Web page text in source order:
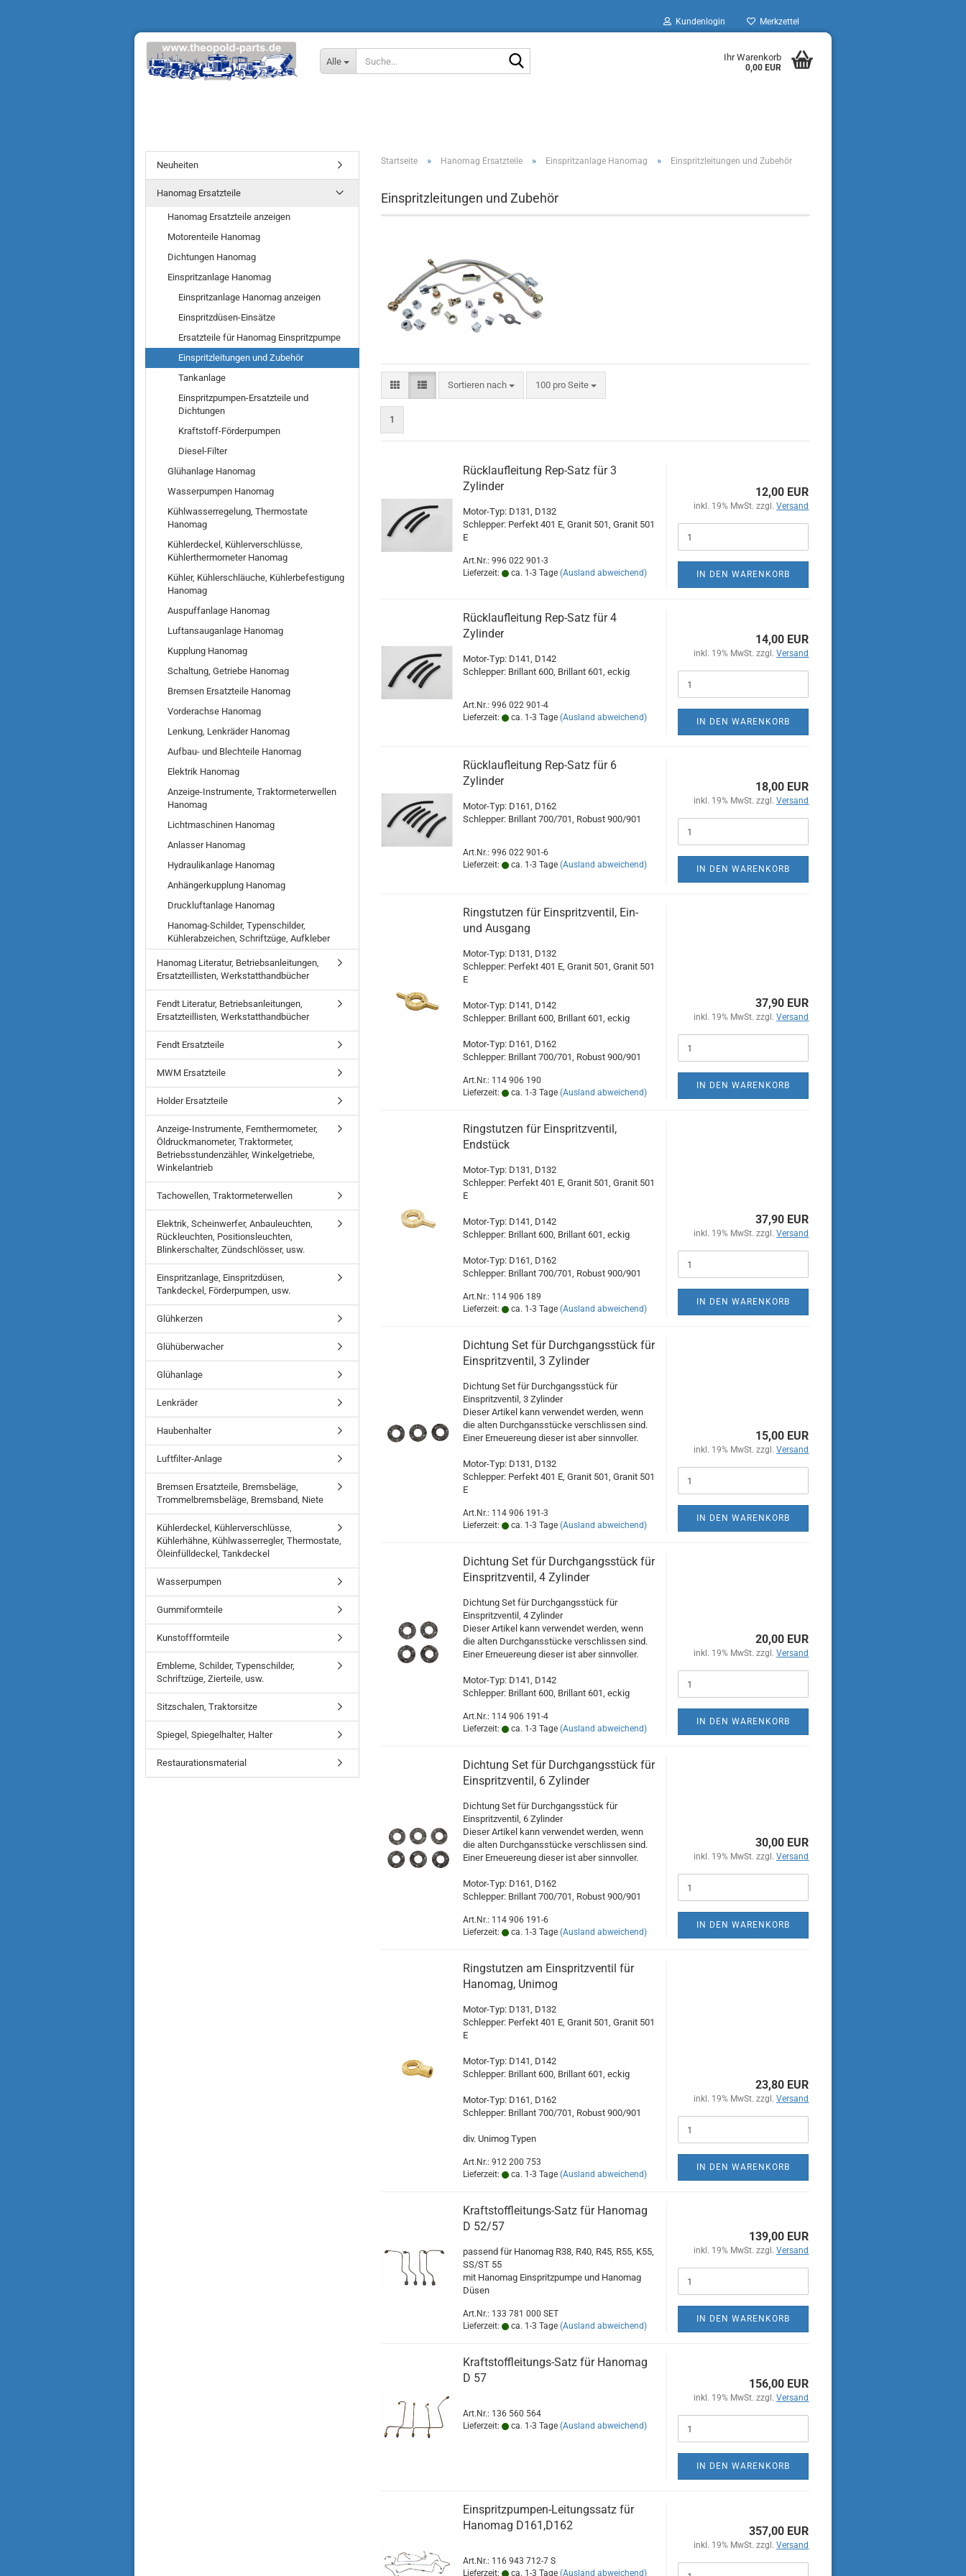
Kundenlogin Merkzettel
Alle Ihr Warenkorb
0,00 EUR
Startseite » Hanomag Ersatzteile » Einspritzanlage Hanomag » Einspritzleitungen und Zubehör
Einspritzleitungen und Zubehör
Sortieren nach
Sortieren nach 100 pro Seite
pro Seite
1
Rücklaufleitung Rep-Satz für 3
Zylinder
Motor-Typ: D131, D132
Schlepper: Perfekt 401 E, Granit 501, Granit 501
E
Art.Nr.: 996 022 901-3
Lieferzeit:
ca. 1-3 Tage (Ausland abweichend)
12,00 EUR
inkl. 19% MwSt. zzgl.Versand
IN DEN WARENKORB
Rücklaufleitung Rep-Satz für 4
Zylinder
Motor-Typ: D141, D142
Schlepper: Brillant 600, Brillant 601, eckig
Art.Nr.: 996 022 901-4
Lieferzeit:
ca. 1-3 Tage (Ausland abweichend)
14,00 EUR
inkl. 19% MwSt. zzgl.Versand
IN DEN WARENKORB
Rücklaufleitung Rep-Satz für 6
Zylinder
Motor-Typ: D161, D162
Schlepper: Brillant 700/701, Robust 900/901
Art.Nr.: 996 022 901-6
Lieferzeit:
ca. 1-3 Tage (Ausland abweichend)
18,00 EUR
inkl. 19% MwSt. zzgl.Versand
IN DEN WARENKORB
Ringstutzen für Einspritzventil, Ein-
und Ausgang
Motor-Typ: D131, D132
Schlepper: Perfekt 401 E, Granit 501, Granit 501
E
Motor-Typ: D141, D142
Schlepper: Brillant 600, Brillant 601, eckig
Motor-Typ: D161, D162
Schlepper: Brillant 700/701, Robust 900/901
Art.Nr.: 114 906 190
Lieferzeit:
ca. 1-3 Tage (Ausland abweichend)
37,90 EUR
inkl. 19% MwSt. zzgl.Versand
IN DEN WARENKORB
Ringstutzen für Einspritzventil,
Endstück
Motor-Typ: D131, D132
Schlepper: Perfekt 401 E, Granit 501, Granit 501
E
Motor-Typ: D141, D142
Schlepper: Brillant 600, Brillant 601, eckig
Motor-Typ: D161, D162
Schlepper: Brillant 700/701, Robust 900/901
Art.Nr.: 114 906 189
Lieferzeit:
ca. 1-3 Tage (Ausland abweichend)
37,90 EUR
inkl. 19% MwSt. zzgl.Versand
IN DEN WARENKORB
Dichtung Set für Durchgangsstück für
Einspritzventil, 3 Zylinder
Dichtung Set für Durchgangsstück für
Einspritzventil, 3 Zylinder
Dieser Artikel kann verwendet werden, wenn
die alten Durchgansstücke verschlissen sind.
Einer Erneuereung dieser ist aber sinnvoller.
Motor-Typ: D131, D132
Schlepper: Perfekt 401 E, Granit 501, Granit 501
E
Art.Nr.: 114 906 191-3
Lieferzeit:
ca. 1-3 Tage (Ausland abweichend)
15,00 EUR
inkl. 19% MwSt. zzgl.Versand
IN DEN WARENKORB
Dichtung Set für Durchgangsstück für
Einspritzventil, 4 Zylinder
Dichtung Set für Durchgangsstück für
Einspritzventil, 4 Zylinder
Dieser Artikel kann verwendet werden, wenn
die alten Durchgansstücke verschlissen sind.
Einer Erneuereung dieser ist aber sinnvoller.
Motor-Typ: D141, D142
Schlepper: Brillant 600, Brillant 601, eckig
Art.Nr.: 114 906 191-4
Lieferzeit:
ca. 1-3 Tage (Ausland abweichend)
20,00 EUR
inkl. 19% MwSt. zzgl.Versand
IN DEN WARENKORB
Dichtung Set für Durchgangsstück für
Einspritzventil, 6 Zylinder
Dichtung Set für Durchgangsstück für
Einspritzventil, 6 Zylinder
Dieser Artikel kann verwendet werden, wenn
die alten Durchgansstücke verschlissen sind.
Einer Erneuereung dieser ist aber sinnvoller.
Motor-Typ: D161, D162
Schlepper: Brillant 700/701, Robust 900/901
Art.Nr.: 114 906 191-6
Lieferzeit:
ca. 1-3 Tage (Ausland abweichend)
30,00 EUR
inkl. 19% MwSt. zzgl.Versand
IN DEN WARENKORB
Ringstutzen am Einspritzventil für
Hanomag, Unimog
Motor-Typ: D131, D132
Schlepper: Perfekt 401 E, Granit 501, Granit 501
E
Motor-Typ: D141, D142
Schlepper: Brillant 600, Brillant 601, eckig
Motor-Typ: D161, D162
Schlepper: Brillant 700/701, Robust 900/901
div. Unimog Typen
Art.Nr.: 912 200 753
Lieferzeit:
ca. 1-3 Tage (Ausland abweichend)
23,80 EUR
inkl. 19% MwSt. zzgl.Versand
IN DEN WARENKORB
Kraftstoffleitungs-Satz für Hanomag
D 52/57
passend für Hanomag R38, R40, R45, R55, K55,
SS/ST 55
mit Hanomag Einspritzpumpe und Hanomag
Düsen
Art.Nr.: 133 781 000 SET
Lieferzeit:
ca. 1-3 Tage (Ausland abweichend)
139,00 EUR
inkl. 19% MwSt. zzgl.Versand
IN DEN WARENKORB
Kraftstoffleitungs-Satz für Hanomag
D 57
Art.Nr.: 136 560 564
Lieferzeit:
ca. 1-3 Tage (Ausland abweichend)
156,00 EUR
inkl. 19% MwSt. zzgl.Versand
IN DEN WARENKORB
Einspritzpumpen-Leitungssatz für
Hanomag D161,D162
Art.Nr.: 116 943 712-7 S
Lieferzeit:
ca. 1-3 Tage (Ausland abweichend)
357,00 EUR
inkl. 19% MwSt. zzgl.Versand
Neuheiten
Hanomag Ersatzteile
Hanomag Ersatzteile anzeigen
Motorenteile Hanomag
Dichtungen Hanomag
Einspritzanlage Hanomag
Einspritzanlage Hanomag anzeigen
Einspritzdüsen-Einsätze
Ersatzteile für Hanomag Einspritzpumpe
Einspritzleitungen und Zubehör
Tankanlage
Einspritzpumpen-Ersatzteile und
Dichtungen
Kraftstoff-Förderpumpen
Diesel-Filter
Glühanlage Hanomag
Wasserpumpen Hanomag
Kühlwasserregelung, Thermostate
Hanomag
Kühlerdeckel, Kühlerverschlüsse,
Kühlerthermometer Hanomag
Kühler, Kühlerschläuche, Kühlerbefestigung
Hanomag
Auspuffanlage Hanomag
Luftansauganlage Hanomag
Kupplung Hanomag
Schaltung, Getriebe Hanomag
Bremsen Ersatzteile Hanomag
Vorderachse Hanomag
Lenkung, Lenkräder Hanomag
Aufbau- und Blechteile Hanomag
Elektrik Hanomag
Anzeige-Instrumente, Traktormeterwellen
Hanomag
Lichtmaschinen Hanomag
Anlasser Hanomag
Hydraulikanlage Hanomag
Anhängerkupplung Hanomag
Druckluftanlage Hanomag
Hanomag-Schilder, Typenschilder,
Kühlerabzeichen, Schriftzüge, Aufkleber
Hanomag Literatur, Betriebsanleitungen,
Ersatzteillisten, Werkstatthandbücher
Fendt Literatur, Betriebsanleitungen,
Ersatzteillisten, Werkstatthandbücher
Fendt Ersatzteile
MWM Ersatzteile
Holder Ersatzteile
Anzeige-Instrumente, Fernthermometer,
Öldruckmanometer, Traktormeter,
Betriebsstundenzähler, Winkelgetriebe,
Winkelantrieb
Tachowellen, Traktormeterwellen
Elektrik, Scheinwerfer, Anbauleuchten,
Rückleuchten, Positionsleuchten,
Blinkerschalter, Zündschlösser, usw.
Einspritzanlage, Einspritzdüsen,
Tankdeckel, Förderpumpen, usw.
Glühkerzen
Glühüberwacher
Glühanlage
Lenkräder
Haubenhalter
Luftfilter-Anlage
Bremsen Ersatzteile, Bremsbeläge,
Trommelbremsbeläge, Bremsband, Niete
Kühlerdeckel, Kühlerverschlüsse,
Kühlerhähne, Kühlwasserregler, Thermostate,
Öleinfülldeckel, Tankdeckel
Wasserpumpen
Gummiformteile
Kunstoffformteile
Embleme, Schilder, Typenschilder,
Schriftzüge, Zierteile, usw.
Sitzschalen, Traktorsitze
Spiegel, Spiegelhalter, Halter
Restaurationsmaterial